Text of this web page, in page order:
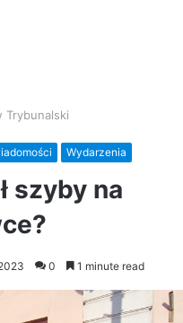
Trybunalski
Wydarzenia
szyby na
0 1 minute read